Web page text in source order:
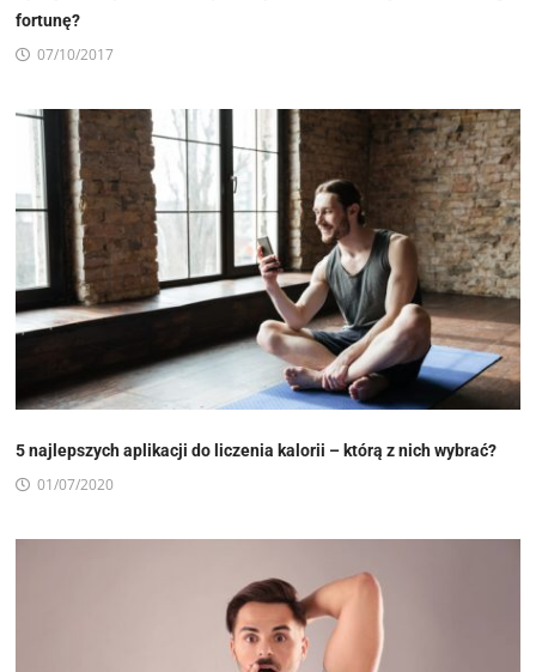
fortunę?
07/10/2017
5 najlepszych aplikacji do liczenia kalorii – którą z nich wybrać?
01/07/2020